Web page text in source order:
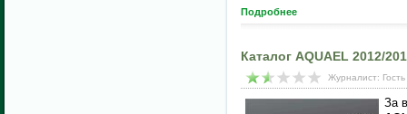
Подробнее
Каталог AQUAEL 2012/
Журналист:
За